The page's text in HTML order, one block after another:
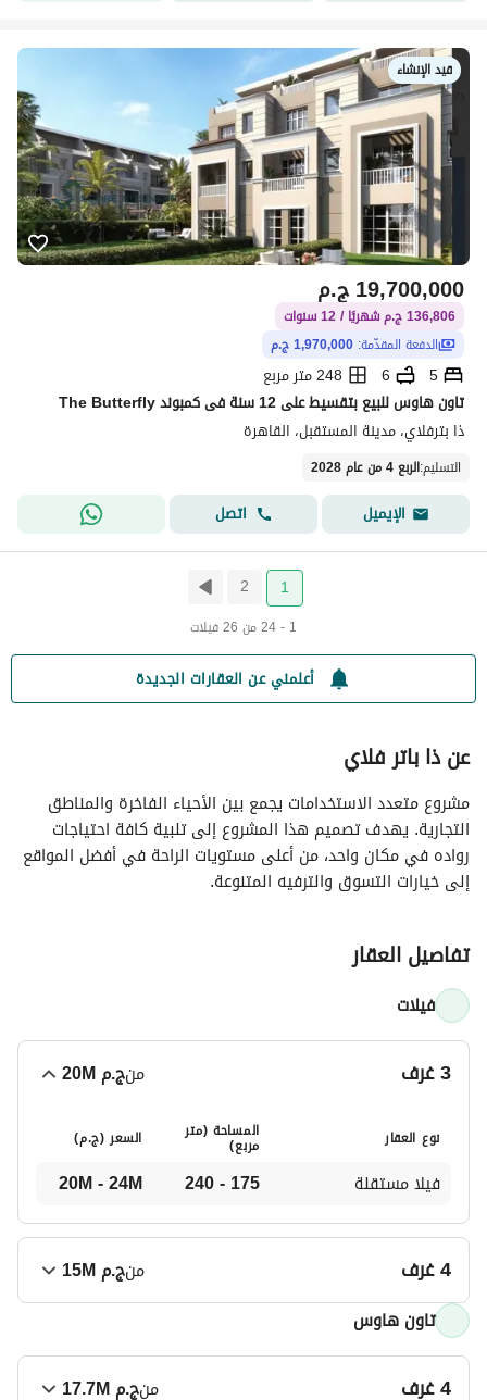
قيد الإنشاء
ج.م19,700,000
136,806 ج.م شهريًا / 12 سنوات
الدفعة المقدّمة: 1,970,000 ج.م
5
6
248 متر مربع
تاون هاوس للبيع بتقسيط على 12 سنة فى كمبوند The Butterfly
ذا بترفلاي، مدينة المستقبل، القاهرة
التسليم:الربع 4 من عام 2028
الإيميل اتصل
1
2
1 - 24 من 26 فيلات
أعلمني عن العقارات الجديدة
عن ذا باتر فلاي
مشروع متعدد الاستخدامات يجمع بين الأحياء الفاخرة والمناطق
التجارية. يهدف تصميم هذا المشروع إلى تلبية كافة احتياجات
رواده في مكان واحد، من أعلى مستويات الراحة في أفضل المواقع
إلى خيارات التسوق والترفيه المتنوعة.
تفاصيل العقار
فيلات
3 غرف منج.م20M
نوع العقار المساحة (متر
مربع) السعر (ج.م)
فيلا مستقلة 175 - 240
20M - 24M
4 غرف منج.م15M
نوع العقار
S Villa type A
15M - 18M
تاون هاوس
4 غرف منج.م17.7M